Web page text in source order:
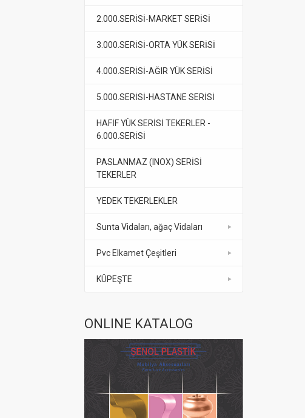
2.000.SERİSİ-MARKET SERİSİ
3.000.SERİSİ-ORTA YÜK SERİSİ
4.000.SERİSİ-AĞIR YÜK SERİSİ
5.000.SERİSİ-HASTANE SERİSİ
HAFİF YÜK SERİSİ TEKERLER -
6.000.SERİSİ
PASLANMAZ (INOX) SERİSİ
TEKERLER
YEDEK TEKERLEKLER
Sunta Vidaları, ağaç Vidaları
Pvc Elkamet Çeşitleri
KÜPEŞTE
ONLINE KATALOG